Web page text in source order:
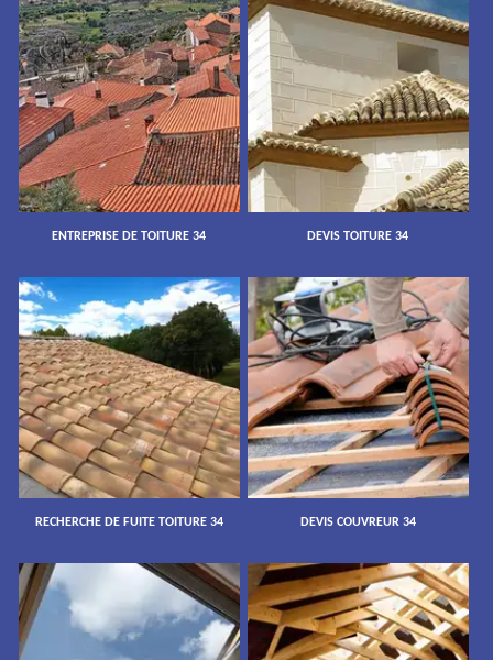
ENTREPRISE DE TOITURE 34 DEVIS TOITURE 34
RECHERCHE DE FUITE TOITURE 34 DEVIS COUVREUR 34